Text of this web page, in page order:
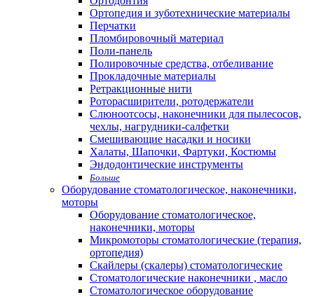
Ортопедия и зуботехнические материалы
Перчатки
Пломбировочный материал
Поли-панель
Полировочные средства, отбеливание
Прокладочные материалы
Ретракционные нити
Роторасширители, ротодержатели
Слюноотсосы, наконечники для пылесосов,
чехлы, нагрудники-салфетки
Смешивающие насадки и носики
Халаты, Шапочки, Фартуки, Костюмы
Эндодонтические инструменты
Больше
Оборудование стоматологическое, наконечники,
моторы
Оборудование стоматологическое,
наконечники, моторы
Микромоторы стоматологические (терапия,
ортопедия)
Скайлеры (скалеры) стоматологические
Стоматологические наконечники , масло
Стоматологическое оборудование